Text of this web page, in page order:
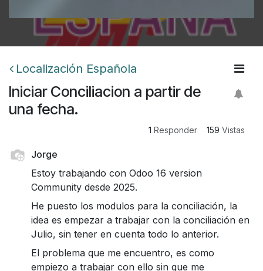
Localización Española
Iniciar Conciliacion a partir de
una fecha.
1 Responder 159 Vistas
Jorge
Estoy trabajando con Odoo 16 version
Community desde 2025.
He puesto los modulos para la conciliación, la
idea es empezar a trabajar con la conciliación en
Julio, sin tener en cuenta todo lo anterior.
El problema que me encuentro, es como
empiezo a trabajar con ello sin que me